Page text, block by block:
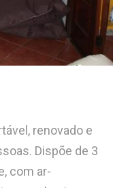
renovado e
Dispõe de 3
com ar-